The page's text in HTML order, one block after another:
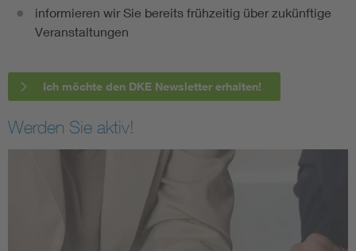
informieren wir Sie bereits frühzeitig über zukünftige
Veranstaltungen
Ich möchte den DKE Newsletter erhalten!
Werden Sie aktiv!